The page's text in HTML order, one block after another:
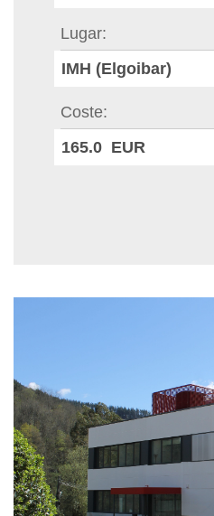
Lugar
IMH (Elgoibar)
Coste
165.0 EUR